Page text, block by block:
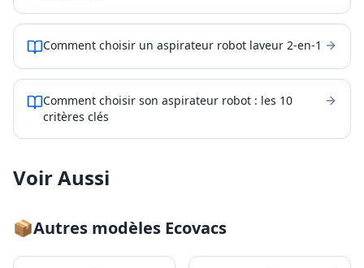
Comment choisir un aspirateur robot laveur 2-en-1
Comment choisir son aspirateur robot : les 10
critères clés
Voir Aussi
📦Autres modèles Ecovacs